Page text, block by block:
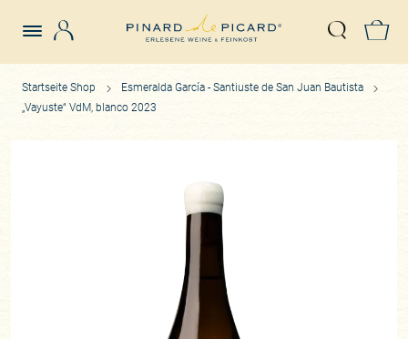
Suche
Startseite Shop
Esmeralda García - Santiuste de San Juan Bautista
„Vayuste“ VdM, blanco 2023